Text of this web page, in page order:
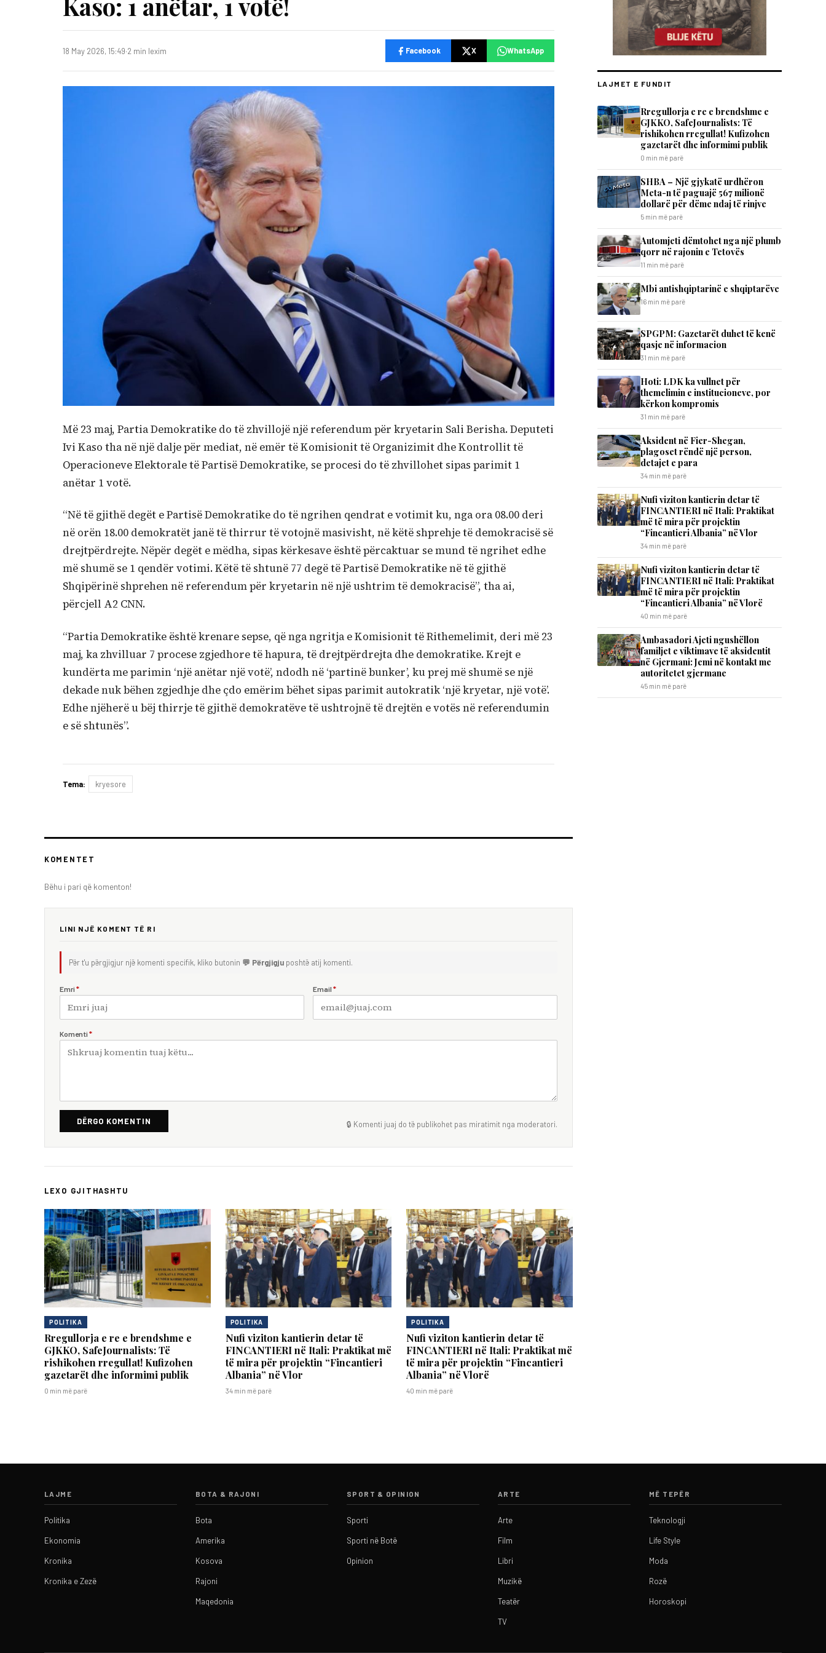
18 May 2026, 15:49·2 min lexim Facebook X WhatsApp
Më 23 maj, Partia Demokratike do të zhvillojë një referendum për kryetarin Sali Berisha. Deputeti
Ivi Kaso tha në një dalje për mediat, në emër të Komisionit të Organizimit dhe Kontrollit të
Operacioneve Elektorale të Partisë Demokratike, se procesi do të zhvillohet sipas parimit 1
anëtar 1 votë.
“Në të gjithë degët e Partisë Demokratike do të ngrihen qendrat e votimit ku, nga ora 08.00 deri
në orën 18.00 demokratët janë të thirrur të votojnë masivisht, në këtë shprehje të demokracisë së
drejtpërdrejte. Nëpër degët e mëdha, sipas kërkesave është përcaktuar se mund të ngrihet edhe
më shumë se 1 qendër votimi. Këtë të shtunë 77 degë të Partisë Demokratike në të gjithë
Shqipërinë shprehen në referendum për kryetarin në një ushtrim të demokracisë”, tha ai,
përcjell A2 CNN.
“Partia Demokratike është krenare sepse, që nga ngritja e Komisionit të Rithemelimit, deri më 23
maj, ka zhvilluar 7 procese zgjedhore të hapura, të drejtpërdrejta dhe demokratike. Krejt e
kundërta me parimin ‘një anëtar një votë’, ndodh në ‘partinë bunker’, ku prej më shumë se një
dekade nuk bëhen zgjedhje dhe çdo emërim bëhet sipas parimit autokratik ‘një kryetar, një votë’.
Edhe njëherë u bëj thirrje të gjithë demokratëve të ushtrojnë të drejtën e votës në referendumin
e së shtunës”.
Tema: kryesore
KOMENTET
Bëhu i pari që komenton!
LINI NJË KOMENT TË RI
Për t'u përgjigjur një komenti specifik, kliko butonin 💬 Përgjigju poshtë atij komenti.
Emri * Email *
Komenti *
DËRGO KOMENTIN 🔒 Komenti juaj do të publikohet pas miratimit nga moderatori.
LEXO GJITHASHTU
POLITIKA
Rregullorja e re e brendshme e
GJKKO, SafeJournalists: Të
rishikohen rregullat! Kufizohen
gazetarët dhe informimi publik
0 min më parë
POLITIKA
Nufi viziton kantierin detar të
FINCANTIERI në Itali: Praktikat më
të mira për projektin “Fincantieri
Albania” në Vlor
34 min më parë
POLITIKA
Nufi viziton kantierin detar të
FINCANTIERI në Itali: Praktikat më
të mira për projektin “Fincantieri
Albania” në Vlorë
40 min më parë
LAJMET E FUNDIT
Rregullorja e re e brendshme e
GJKKO, SafeJournalists: Të
rishikohen rregullat! Kufizohen
gazetarët dhe informimi publik
0 min më parë
SHBA – Një gjykatë urdhëron
Meta-n të paguajë 567 milionë
dollarë për dëme ndaj të rinjve
5 min më parë
Automjeti dëmtohet nga një plumb
qorr në rajonin e Tetovës
11 min më parë
Mbi antishqiptarinë e shqiptarëve
16 min më parë
SPGPM: Gazetarët duhet të kenë
qasje në informacion
31 min më parë
Hoti: LDK ka vullnet për
themelimin e institucioneve, por
kërkon kompromis
31 min më parë
Aksident në Fier-Shegan,
plagoset rëndë një person,
detajet e para
34 min më parë
Nufi viziton kantierin detar të
FINCANTIERI në Itali: Praktikat
më të mira për projektin
“Fincantieri Albania” në Vlor
34 min më parë
Nufi viziton kantierin detar të
FINCANTIERI në Itali: Praktikat
më të mira për projektin
“Fincantieri Albania” në Vlorë
40 min më parë
Ambasadori Ajeti ngushëllon
familjet e viktimave të aksidentit
në Gjermani: Jemi në kontakt me
autoritetet gjermane
45 min më parë
LAJME
Politika
Ekonomia
Kronika
Kronika e Zezë
BOTA & RAJONI
Bota
Amerika
Kosova
Rajoni
Maqedonia
SPORT & OPINION
Sporti
Sporti në Botë
Opinion
ARTE
Arte
Film
Libri
Muzikë
Teatër
TV
MË TEPËR
Teknologji
Life Style
Moda
Rozë
Horoskopi